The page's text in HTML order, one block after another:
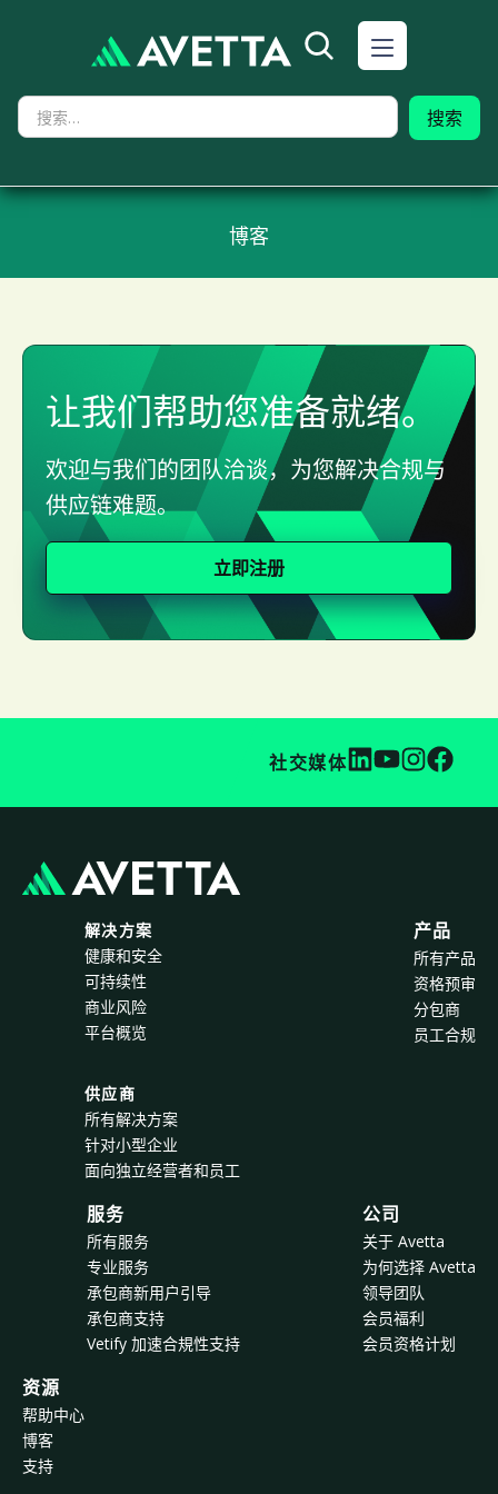
博客
让我们帮助您准备就绪。
欢迎与我们的团队洽谈，为您解决合规与
供应链难题。
立即注册
社交媒体
解决方案
健康和安全
可持续性
商业风险
平台概览
供应商
所有解决方案
针对小型企业
面向独立经营者和员工
产品
所有产品
资格预审
分包商
员工合规
服务
所有服务
专业服务
承包商新用户引导
承包商支持
Vetify 加速合規性支持
公司
关于 Avetta
为何选择 Avetta
领导团队
会员福利
会员资格计划
资源
帮助中心
博客
支持